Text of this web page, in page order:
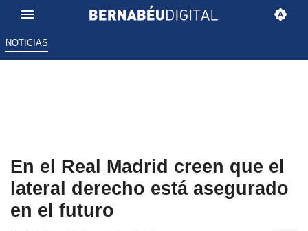
NOTICIAS
En el Real Madrid creen que el
lateral derecho está asegurado
en el futuro